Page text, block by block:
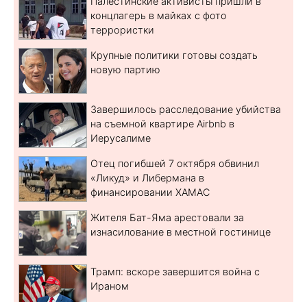
концлагерь в майках с фото
террористки
Крупные политики готовы создать
новую партию
Завершилось расследование убийства
на съемной квартире Airbnb в
Иерусалиме
Отец погибшей 7 октября обвинил
«Ликуд» и Либермана в
финансировании ХАМАС
Жителя Бат-Яма арестовали за
изнасилование в местной гостинице
Трамп: вскоре завершится война с
Ираном